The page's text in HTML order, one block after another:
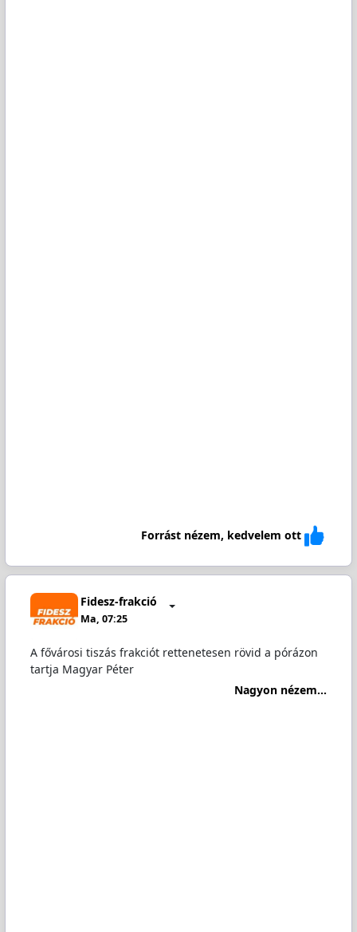
Forrást nézem, kedvelem ott
Fidesz-frakció
Ma, 07:25
A fővárosi tiszás frakciót rettenetesen rövid a pórázon
tartja Magyar Péter
Nagyon nézem...